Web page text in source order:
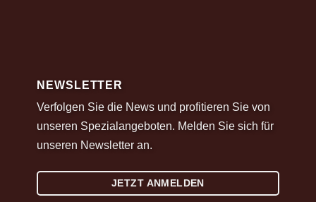
NEWSLETTER
Verfolgen Sie die News und profitieren Sie von
unseren Spezialangeboten. Melden Sie sich für
unseren Newsletter an.
JETZT ANMELDEN